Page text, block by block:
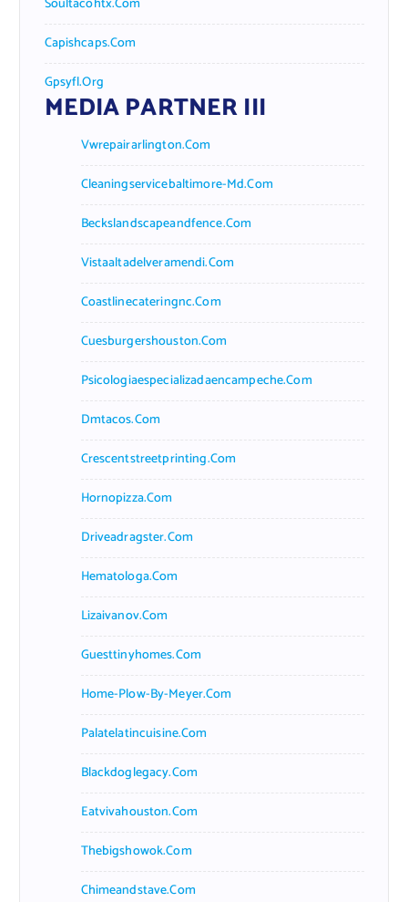
Capishcaps.com
Gpsyfl.org
MEDIA PARTNER III
Vwrepairarlington.com
Cleaningservicebaltimore-Md.com
Beckslandscapeandfence.com
Vistaaltadelveramendi.com
Coastlinecateringnc.com
Cuesburgershouston.com
Psicologiaespecializadaencampeche.com
Dmtacos.com
Crescentstreetprinting.com
Hornopizza.com
Driveadragster.com
Hematologa.com
Lizaivanov.com
Guesttinyhomes.com
Home-Plow-By-Meyer.com
Palatelatincuisine.com
Blackdoglegacy.com
Eatvivahouston.com
Thebigshowok.com
Chimeandstave.com